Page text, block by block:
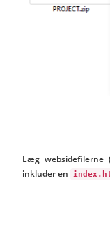
Læg
inkluder en